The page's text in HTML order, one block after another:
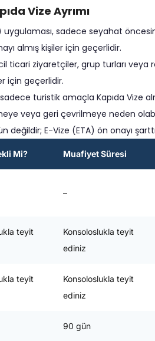
Vize Ayrımı
uygulaması, sadece seyahat
almış kişiler için geçerlidir.
ticari ziyaretçiler, grup turları veya
için geçerlidir.
turistik amaçla Kapıda Vize
veya geri çevrilmeye neden
değildir; E-Vize (ETA) ön onayı
Mi? Muafiyet Süresi
–
teyit
Konsoloslukla teyit
ediniz
teyit
Konsoloslukla teyit
ediniz
90 gün